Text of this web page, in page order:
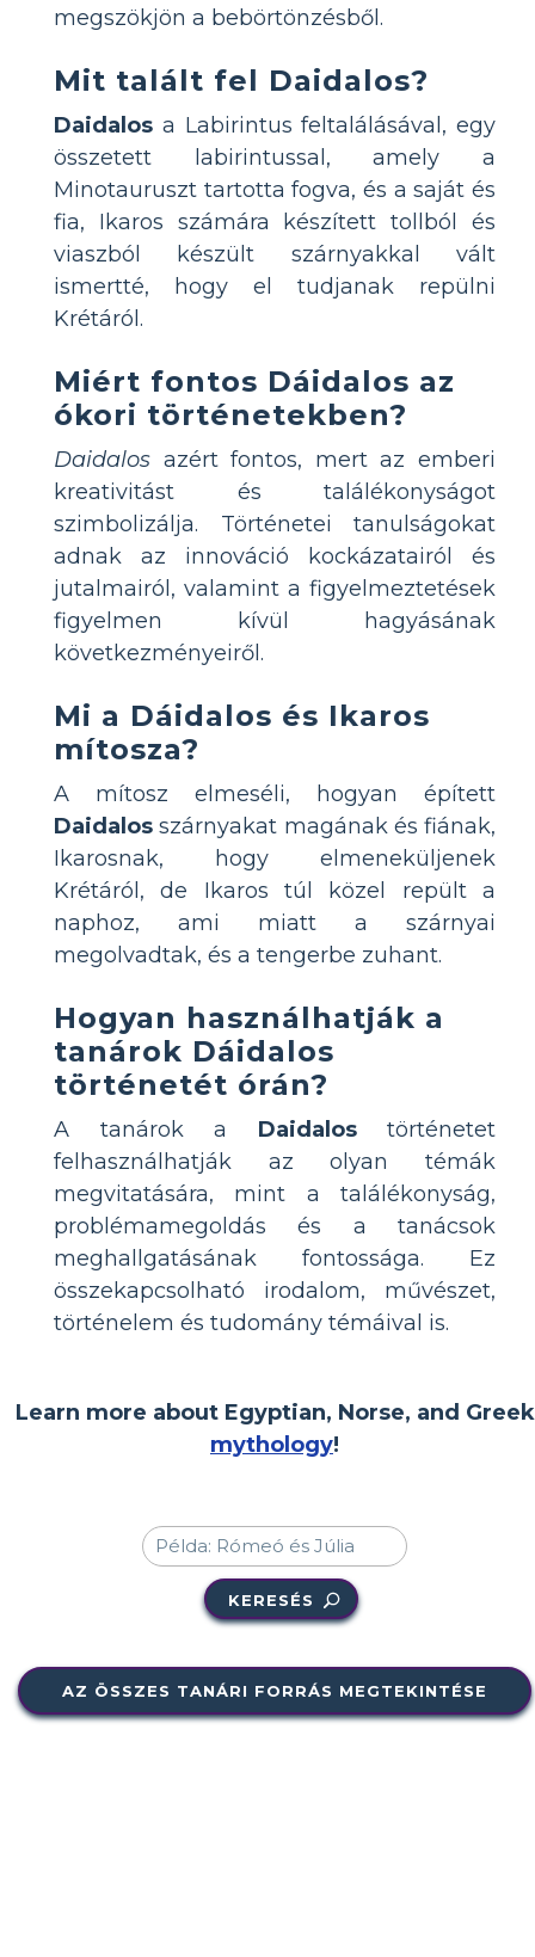
megszökjön a bebörtönzésből.
Mit talált fel Daidalos?
Daidalos a Labirintus feltalálásával, egy
összetett labirintussal, amely a
Minotauruszt tartotta fogva, és a saját és
fia, Ikaros számára készített tollból és
viaszból készült szárnyakkal vált
ismertté, hogy el tudjanak repülni
Krétáról.
Miért fontos Dáidalos az
ókori történetekben?
Daidalos azért fontos, mert az emberi
kreativitást és találékonyságot
szimbolizálja. Történetei tanulságokat
adnak az innováció kockázatairól és
jutalmairól, valamint a figyelmeztetések
figyelmen kívül hagyásának
következményeiről.
Mi a Dáidalos és Ikaros
mítosza?
A mítosz elmeséli, hogyan épített
Daidalos szárnyakat magának és fiának,
Ikarosnak, hogy elmeneküljenek
Krétáról, de Ikaros túl közel repült a
naphoz, ami miatt a szárnyai
megolvadtak, és a tengerbe zuhant.
Hogyan használhatják a
tanárok Dáidalos
történetét órán?
A tanárok a Daidalostörténetet
felhasználhatják az olyan témák
megvitatására, mint a találékonyság,
problémamegoldás és a tanácsok
meghallgatásának fontossága. Ez
összekapcsolható irodalom, művészet,
történelem és tudomány témáival is.
Learn more about Egyptian, Norse, and Greek
mythology!
KERESÉS
AZ ÖSSZES TANÁRI FORRÁS MEGTEKINTÉSE